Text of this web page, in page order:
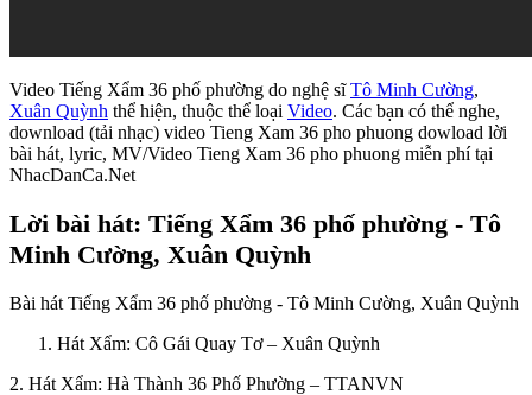
Video Tiếng Xẩm 36 phố phường do nghệ sĩTô Minh Cường,
Xuân Quỳnh thể hiện, thuộc thể loại Video. Các bạn có thể nghe,
download (tải nhạc) video Tieng Xam 36 pho phuong dowload lời
bài hát, lyric, MV/Video Tieng Xam 36 pho phuong miễn phí tại
NhacDanCa.Net
Lời bài hát: Tiếng Xẩm 36 phố phường - Tô
Minh Cường, Xuân Quỳnh
Bài hát Tiếng Xẩm 36 phố phường - Tô Minh Cường, Xuân Quỳnh
Hát Xẩm: Cô Gái Quay Tơ – Xuân Quỳnh
2. Hát Xẩm: Hà Thành 36 Phố Phường – TTANVN